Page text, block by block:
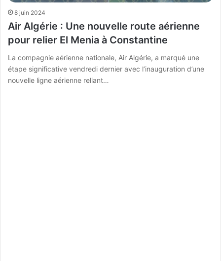
8 juin 2024
Air Algérie : Une nouvelle route aérienne
pour relier El Menia à Constantine
La compagnie aérienne nationale, Air Algérie, a marqué une
étape significative vendredi dernier avec l’inauguration d’une
nouvelle ligne aérienne reliant…